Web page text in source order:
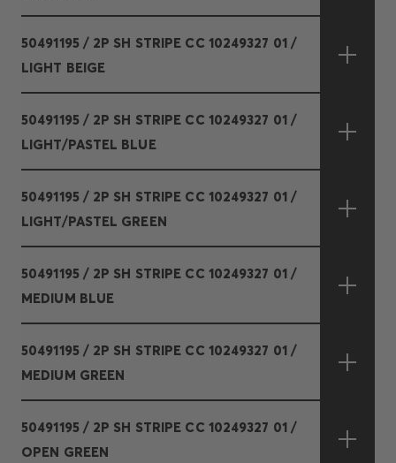
50491195 / 2P SH STRIPE CC 10249327 01 /
LIGHT BEIGE
50491195 / 2P SH STRIPE CC 10249327 01 /
LIGHT/PASTEL BLUE
50491195 / 2P SH STRIPE CC 10249327 01 /
LIGHT/PASTEL GREEN
50491195 / 2P SH STRIPE CC 10249327 01 /
MEDIUM BLUE
50491195 / 2P SH STRIPE CC 10249327 01 /
MEDIUM GREEN
50491195 / 2P SH STRIPE CC 10249327 01 /
OPEN GREEN